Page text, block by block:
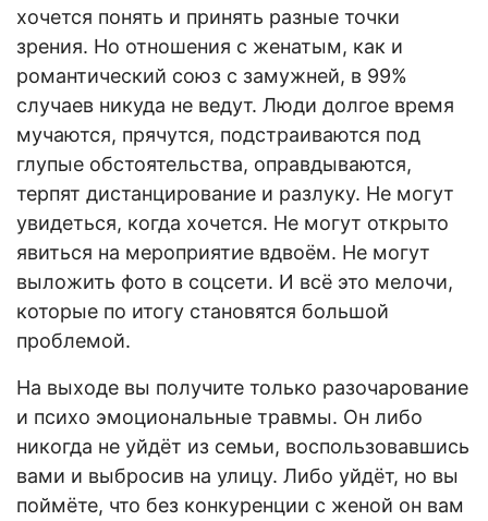
хочется понять и принять разные точки
зрения. Но отношения с женатым, как и
романтический союз с замужней, в 99%
случаев никуда не ведут. Люди долгое время
мучаются, прячутся, подстраиваются под
глупые обстоятельства, оправдываются,
терпят дистанцирование и разлуку. Не могут
увидеться, когда хочется. Не могут открыто
явиться на мероприятие вдвоём. Не могут
выложить фото в соцсети. И всё это мелочи,
которые по итогу становятся большой
проблемой.
На выходе вы получите только разочарование
и психо эмоциональные травмы. Он либо
никогда не уйдёт из семьи, воспользовавшись
вами и выбросив на улицу. Либо уйдёт, но вы
поймёте, что без конкуренции с женой он вам